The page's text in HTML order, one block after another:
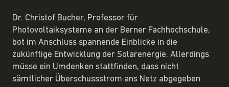
Dr. Christof Bucher, Professor für
Photovoltaiksysteme an der Berner Fachhochschule,
bot im Anschluss spannende Einblicke in die
zukünftige Entwicklung der Solarenergie. Allerdings
müsse ein Umdenken stattfinden, dass nicht
sämtlicher Überschussstrom ans Netz abgegeben